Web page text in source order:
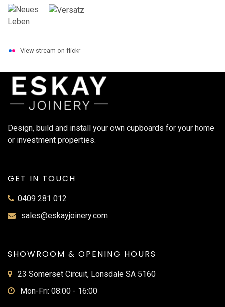
View stream on flickr
Design, build and install your own cupboards for your home
or investment properties.
GET IN TOUCH
0409 281 012
sales@eskayjoinery.com
SHOWROOM & OPENING HOURS
23 Somerset Circuit, Lonsdale SA 5160
Mon-Fri: 08:00 - 16:00